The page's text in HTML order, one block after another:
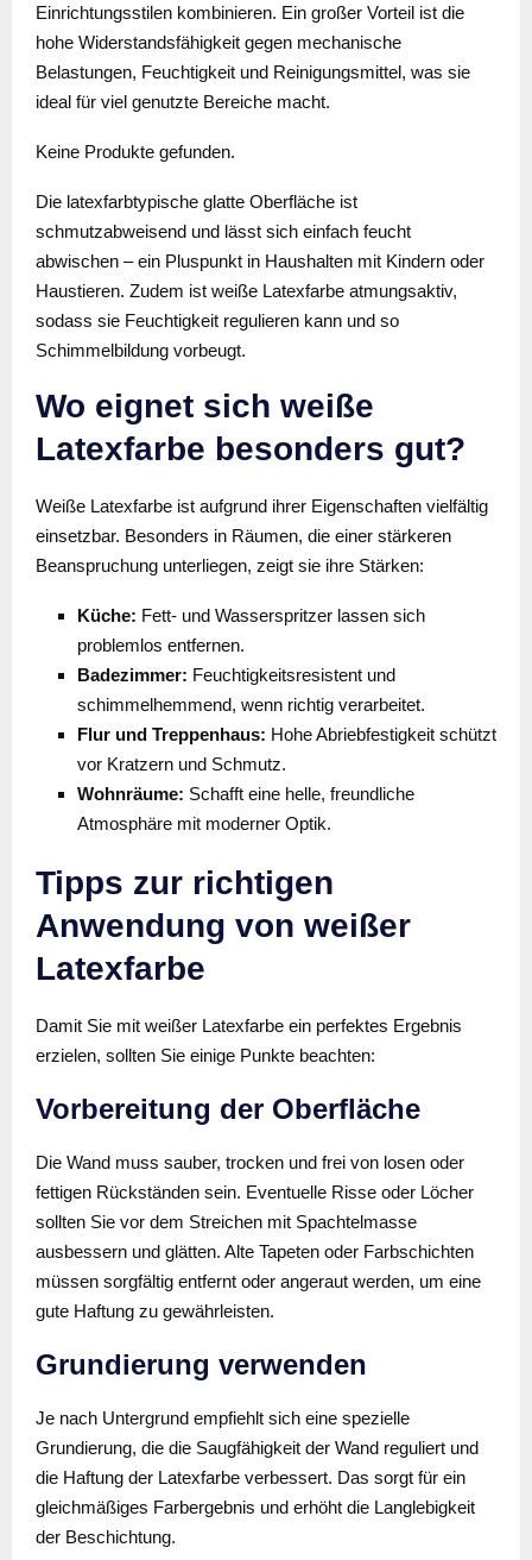
Einrichtungsstilen kombinieren. Ein großer Vorteil ist die
hohe Widerstandsfähigkeit gegen mechanische
Belastungen, Feuchtigkeit und Reinigungsmittel, was sie
ideal für viel genutzte Bereiche macht.
Keine Produkte gefunden.
Die latexfarbtypische glatte Oberfläche ist
schmutzabweisend und lässt sich einfach feucht
abwischen – ein Pluspunkt in Haushalten mit Kindern oder
Haustieren. Zudem ist weiße Latexfarbe atmungsaktiv,
sodass sie Feuchtigkeit regulieren kann und so
Schimmelbildung vorbeugt.
Wo eignet sich weiße
Latexfarbe besonders gut?
Weiße Latexfarbe ist aufgrund ihrer Eigenschaften vielfältig
einsetzbar. Besonders in Räumen, die einer stärkeren
Beanspruchung unterliegen, zeigt sie ihre Stärken:
Küche: Fett- und Wasserspritzer lassen sich
problemlos entfernen.
Badezimmer: Feuchtigkeitsresistent und
schimmelhemmend, wenn richtig verarbeitet.
Flur und Treppenhaus: Hohe Abriebfestigkeit schützt
vor Kratzern und Schmutz.
Wohnräume: Schafft eine helle, freundliche
Atmosphäre mit moderner Optik.
Tipps zur richtigen
Anwendung von weißer
Latexfarbe
Damit Sie mit weißer Latexfarbe ein perfektes Ergebnis
erzielen, sollten Sie einige Punkte beachten:
Vorbereitung der Oberfläche
Die Wand muss sauber, trocken und frei von losen oder
fettigen Rückständen sein. Eventuelle Risse oder Löcher
sollten Sie vor dem Streichen mit Spachtelmasse
ausbessern und glätten. Alte Tapeten oder Farbschichten
müssen sorgfältig entfernt oder angeraut werden, um eine
gute Haftung zu gewährleisten.
Grundierung verwenden
Je nach Untergrund empfiehlt sich eine spezielle
Grundierung, die die Saugfähigkeit der Wand reguliert und
die Haftung der Latexfarbe verbessert. Das sorgt für ein
gleichmäßiges Farbergebnis und erhöht die Langlebigkeit
der Beschichtung.